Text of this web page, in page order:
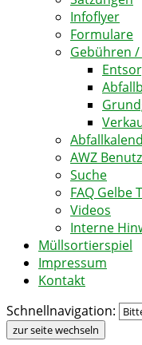
Infoflyer
Formulare
Gebühren
AWZ
Suche
FAQ Gelbe
Videos
Interne
Müllsortierspiel
Impressum
Kontakt
Schnellnavigation:
zur seite wechseln